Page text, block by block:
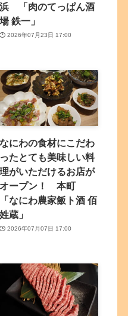
浜 「肉のてっぱん酒
場 鉄一」
2026年07月23日 17:00
なにわの食材にこだわ
ったとても美味しい料
理がいただけるお店が
オープン！ 本町
「なにわ農家飯ト酒 佰
姓蔵」
2026年07月07日 17:00